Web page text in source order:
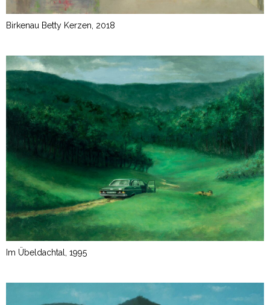
Birkenau Betty Kerzen, 2018
Im Übeldachtal, 1995